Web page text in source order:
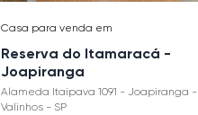
Casa para venda em
Reserva do Itamaracá -
Joapiranga
Alameda Itaipava 1091 - Joapiranga -
Valinhos - SP